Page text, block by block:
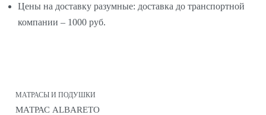
Цены на доставку разумные: доставка до транспортной
компании – 1000 руб.
МАТРАСЫ И ПОДУШКИ
МАТРАС ALBARETO